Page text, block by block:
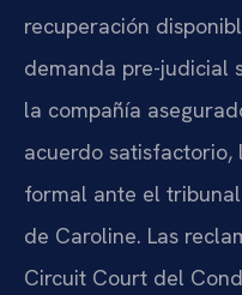
recuperación
demanda pre-judicial
la compañía
acuerdo
formal ante el
de Caroline. Las
Circuit Court del